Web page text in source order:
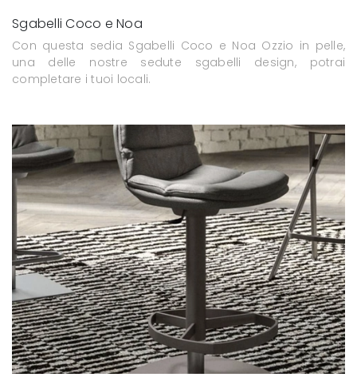
Sgabelli Coco e Noa
Con questa sedia Sgabelli Coco e Noa Ozzio in pelle,
una delle nostre sedute sgabelli design, potrai
completare i tuoi locali.